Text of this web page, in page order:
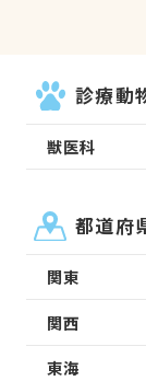
診療動
獣医科
都道府
関東
関西
東海